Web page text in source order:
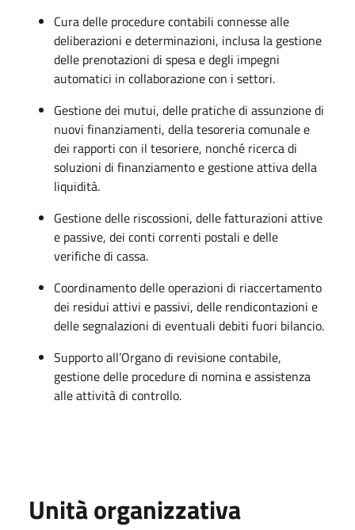
Cura delle procedure contabili connesse alle
deliberazioni e determinazioni, inclusa la gestione
delle prenotazioni di spesa e degli impegni
automatici in collaborazione con i settori.
Gestione dei mutui, delle pratiche di assunzione di
nuovi finanziamenti, della tesoreria comunale e
dei rapporti con il tesoriere, nonché ricerca di
soluzioni di finanziamento e gestione attiva della
liquidità.
Gestione delle riscossioni, delle fatturazioni attive
e passive, dei conti correnti postali e delle
verifiche di cassa.
Coordinamento delle operazioni di riaccertamento
dei residui attivi e passivi, delle rendicontazioni e
delle segnalazioni di eventuali debiti fuori bilancio.
Supporto all’Organo di revisione contabile,
gestione delle procedure di nomina e assistenza
alle attività di controllo.
Unità organizzativa